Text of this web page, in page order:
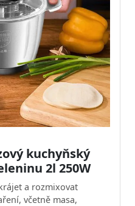
kuchyňský
2l 250W
a rozmixovat
včetně masa,